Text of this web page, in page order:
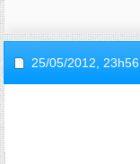
25/05/2012, 23h56